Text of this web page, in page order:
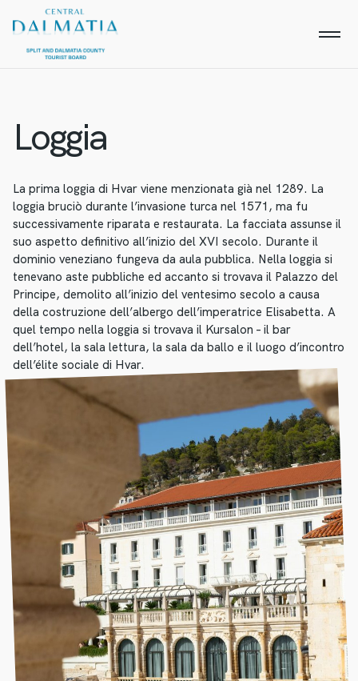
Loggia
La prima loggia di Hvar viene menzionata già nel 1289. La
loggia bruciò durante l’invasione turca nel 1571, ma fu
successivamente riparata e restaurata. La facciata assunse il
suo aspetto definitivo all’inizio del XVI secolo. Durante il
dominio veneziano fungeva da aula pubblica. Nella loggia si
tenevano aste pubbliche ed accanto si trovava il Palazzo del
Principe, demolito all’inizio del ventesimo secolo a causa
della costruzione dell’albergo dell’imperatrice Elisabetta. A
quel tempo nella loggia si trovava il Kursalon – il bar
dell’hotel, la sala lettura, la sala da ballo e il luogo d’incontro
dell’élite sociale di Hvar.